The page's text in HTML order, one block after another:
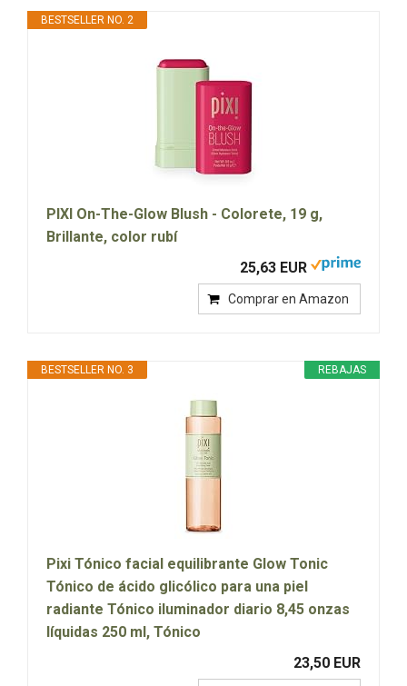
BESTSELLER NO. 2
PIXI On-The-Glow Blush - Colorete, 19 g,
Brillante, color rubí
25,63 EUR
Comprar en Amazon
REBAJAS
BESTSELLER NO. 3
Pixi Tónico facial equilibrante Glow Tonic
Tónico de ácido glicólico para una piel
radiante Tónico iluminador diario 8,45 onzas
líquidas 250 ml, Tónico
23,50 EUR